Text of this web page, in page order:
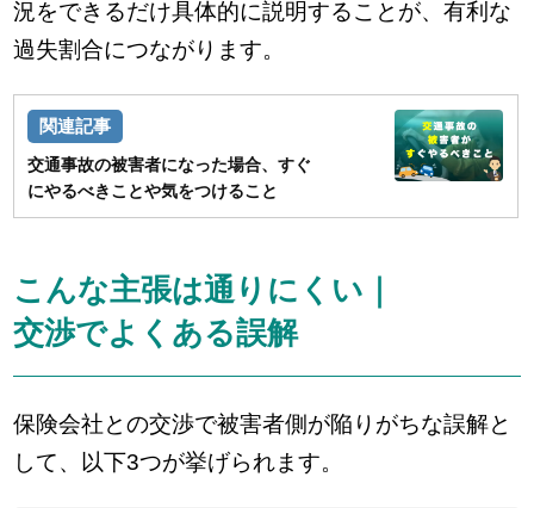
況をできるだけ具体的に説明することが、有利な
過失割合につながります。
交通事故の被害者になった場合、すぐ
にやるべきことや気をつけること
こんな主張は通りにくい｜
交渉でよくある誤解
保険会社との交渉で被害者側が陥りがちな誤解と
して、以下3つが挙げられます。